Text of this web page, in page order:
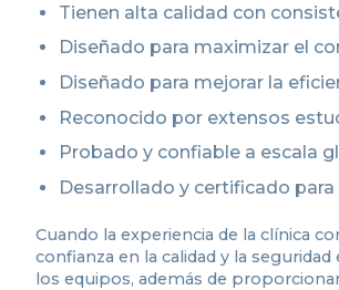
Tienen alta calidad con
Diseñado para maximizar el
Diseñado para mejorar la
Reconocido por extensos
Probado y confiable a escala
Desarrollado y certificado para
Cuando la experiencia de la clínica
confianza en la calidad y la
los equipos, además de